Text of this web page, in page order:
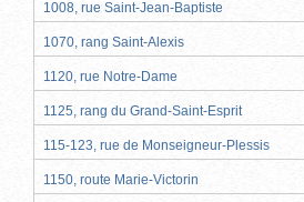
1008, rue Saint-Jean-Baptiste
1070, rang Saint-Alexis
1120, rue Notre-Dame
1125, rang du Grand-Saint-Esprit
115-123, rue de Monseigneur-Plessis
1150, route Marie-Victorin